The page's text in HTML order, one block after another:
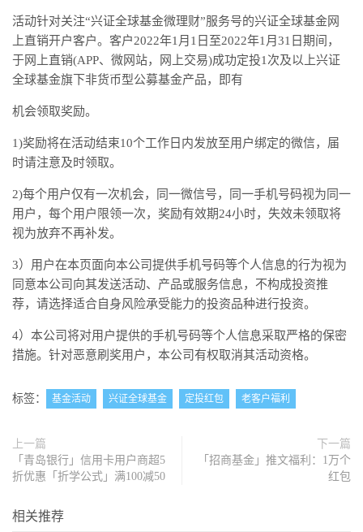
活动针对关注“兴证全球基金微理财”服务号的兴证全球基金网
上直销开户客户。客户2022年1月1日至2022年1月31日期间，
于网上直销(APP、微网站，网上交易)成功定投1次及以上兴证
全球基金旗下非货币型公募基金产品，即有
机会领取奖励。
1)奖励将在活动结束10个工作日内发放至用户绑定的微信，届
时请注意及时领取。
2)每个用户仅有一次机会，同一微信号，同一手机号码视为同一
用户，每个用户限领一次，奖励有效期24小时，失效未领取将
视为放弃不再补发。
3）用户在本页面向本公司提供手机号码等个人信息的行为视为
同意本公司向其发送活动、产品或服务信息，不构成投资推
荐，请选择适合自身风险承受能力的投资品种进行投资。
4）本公司将对用户提供的手机号码等个人信息采取严格的保密
措施。针对恶意刷奖用户，本公司有权取消其活动资格。
标签： 基金活动 兴证全球基金 定投红包 老客户福利
上一篇
「青岛银行」信用卡用户商超5
折优惠「折学公式」满100减50
下一篇
「招商基金」推文福利：1万个
红包
相关推荐